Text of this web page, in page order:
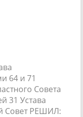
64 и 71
Совета
31 Устава
Совет РЕШИЛ: